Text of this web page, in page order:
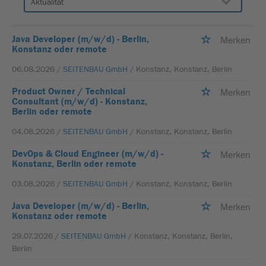
Java Developer (m/w/d) - Berlin,
Konstanz oder remote
Merken
06.08.2026 / SEITENBAU GmbH / Konstanz, Konstanz, Berlin
Product Owner / Technical
Consultant (m/w/d) - Konstanz,
Berlin oder remote
Merken
04.08.2026 / SEITENBAU GmbH / Konstanz, Konstanz, Berlin
DevOps & Cloud Engineer (m/w/d) -
Konstanz, Berlin oder remote
Merken
03.08.2026 / SEITENBAU GmbH / Konstanz, Konstanz, Berlin
Java Developer (m/w/d) - Berlin,
Konstanz oder remote
Merken
29.07.2026 / SEITENBAU GmbH / Konstanz, Konstanz, Berlin,
Berlin